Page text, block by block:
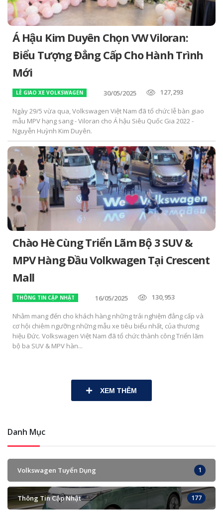
Á Hậu Kim Duyên Chọn VW Viloran:
Biểu Tượng Đẳng Cấp Cho Hành Trình
Mới
LỄ GIAO XE VOLKSWAGEN 30/05/2025 127,293
Ngày 29/5 vừa qua, Volkswagen Việt Nam đã tổ chức lễ bàn giao
mẫu MPV hạng sang - Viloran cho Á hậu Siêu Quốc Gia 2022 -
Nguyễn Huỳnh Kim Duyên.
Chào Hè Cùng Triển Lãm Bộ 3 SUV &
MPV Hàng Đầu Volkwagen Tại Crescent
Mall
THÔNG TIN CẬP NHẬT 16/05/2025 130,953
Nhằm mang đến cho khách hàng những trải nghiệm đẳng cấp và
cơ hội chiêm ngưỡng những mẫu xe tiêu biểu nhất, của thương
hiệu Đức. Volkswagen Việt Nam đã tổ chức thành công Triển lãm
bộ ba SUV & MPV hàn...
XEM THÊM
Danh Mục
Volkswagen Tuyển Dụng 1
Thông Tin Cập Nhật 177